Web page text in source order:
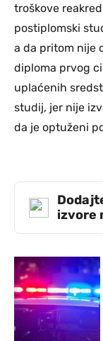
troškove
postiplomski
a da pritom nije
diploma prvog
uplaćenih
studij, jer nije
da je optuženi
izvore